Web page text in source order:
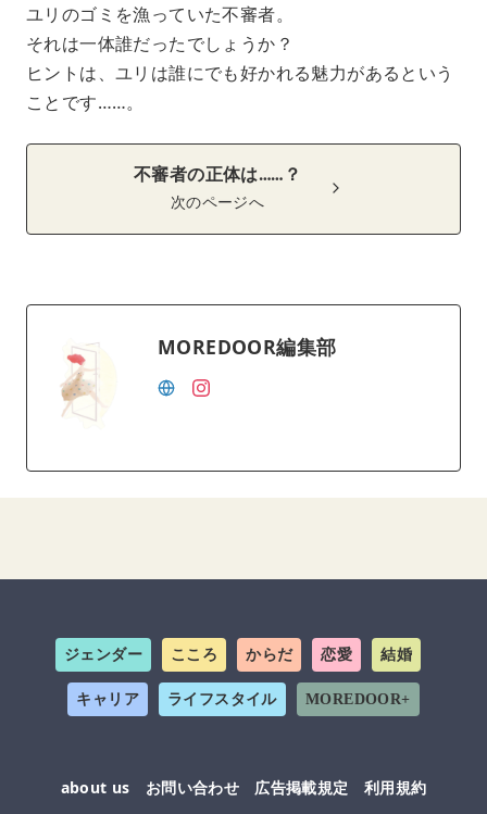
ユリのゴミを漁っていた不審者。
それは一体誰だったでしょうか？
ヒントは、ユリは誰にでも好かれる魅力があるという
ことです……。
不審者の正体は……？
次のページへ
MOREDOOR編集部
ジェンダー こころ からだ 恋愛 結婚
キャリア ライフスタイル MOREDOOR+
about us お問い合わせ 広告掲載規定 利用規約